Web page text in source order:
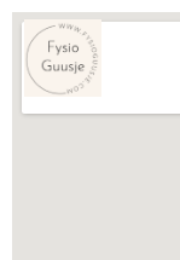
Ga
naar